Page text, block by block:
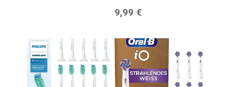
9,99 €